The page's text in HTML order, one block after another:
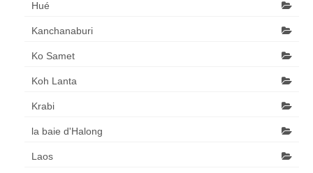
Hué
Kanchanaburi
Ko Samet
Koh Lanta
Krabi
la baie d'Halong
Laos